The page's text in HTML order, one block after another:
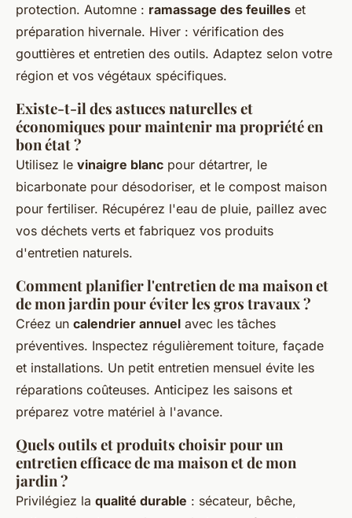
protection. Automne : ramassage des feuilles et
préparation hivernale. Hiver : vérification des
gouttières et entretien des outils. Adaptez selon votre
région et vos végétaux spécifiques.
Existe-t-il des astuces naturelles et
économiques pour maintenir ma propriété en
bon état ?
Utilisez le vinaigre blanc pour détartrer, le
bicarbonate pour désodoriser, et le compost maison
pour fertiliser. Récupérez l'eau de pluie, paillez avec
vos déchets verts et fabriquez vos produits
d'entretien naturels.
Comment planifier l'entretien de ma maison et
de mon jardin pour éviter les gros travaux ?
Créez un calendrier annuel avec les tâches
préventives. Inspectez régulièrement toiture, façade
et installations. Un petit entretien mensuel évite les
réparations coûteuses. Anticipez les saisons et
préparez votre matériel à l'avance.
Quels outils et produits choisir pour un
entretien efficace de ma maison et de mon
jardin ?
Privilégiez la qualité durable : sécateur, bêche,